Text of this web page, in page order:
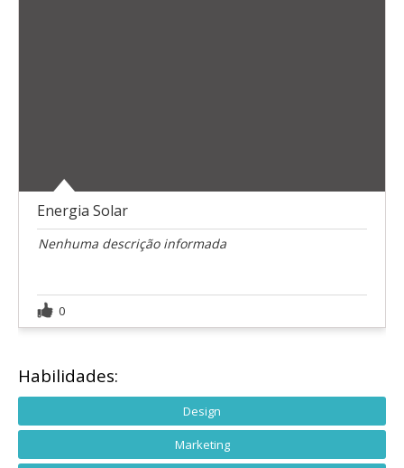
Energia Solar
Nenhuma descrição informada
0
Habilidades:
Design
Marketing